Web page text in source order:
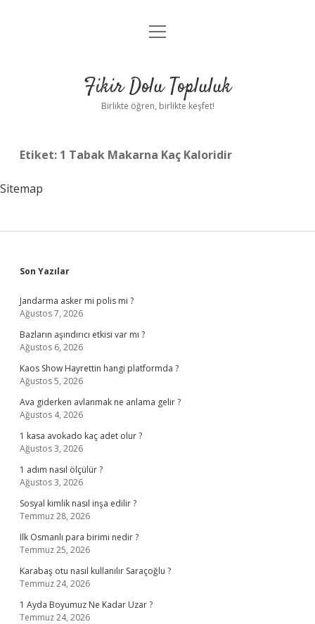
Anasayfa
Yasal Uyarı
menüyü
Fikir Dolu Topluluk
Birlikte öğren, birlikte keşfet!
Etiket: 1 Tabak Makarna Kaç Kaloridir
Sitemap
Sidebar
Son Yazılar
Jandarma asker mi polis mi ?
Ağustos 7, 2026
Bazların aşındırıcı etkisi var mı ?
Ağustos 6, 2026
Kaos Show Hayrettin hangi platformda ?
Ağustos 5, 2026
Ava giderken avlanmak ne anlama gelir ?
Ağustos 4, 2026
1 kasa avokado kaç adet olur ?
Ağustos 3, 2026
1 adım nasıl ölçülür ?
Ağustos 3, 2026
Sosyal kimlik nasıl inşa edilir ?
Temmuz 28, 2026
Ilk Osmanlı para birimi nedir ?
Temmuz 25, 2026
Karabaş otu nasıl kullanılır Saraçoğlu ?
Temmuz 24, 2026
1 Ayda Boyumuz Ne Kadar Uzar ?
Temmuz 24, 2026